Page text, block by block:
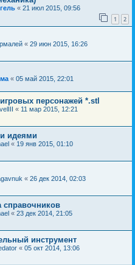
« 21 июл 2015, 09:56
1 2
« 29 июн 2015, 16:26
« 05 май 2015, 22:01
персонажей *.stl
« 11 мар 2015, 12:21
идеями
« 19 янв 2015, 01:10
« 26 дек 2014, 02:03
справочников
« 23 дек 2014, 21:05
инструмент
« 05 окт 2014, 13:06